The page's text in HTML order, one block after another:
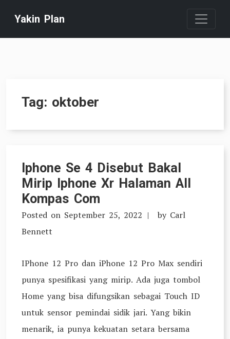
content
Yakin Plan
Tag: oktober
Iphone Se 4 Disebut Bakal
Mirip Iphone Xr Halaman All
Kompas Com
Posted on September 25, 2022 by Carl
Bennett
IPhone 12 Pro dan iPhone 12 Pro Max sendiri
punya spesifikasi yang mirip. Ada juga tombol
Home yang bisa difungsikan sebagai Touch ID
untuk sensor pemindai sidik jari. Yang bikin
menarik, ia punya kekuatan setara bersama